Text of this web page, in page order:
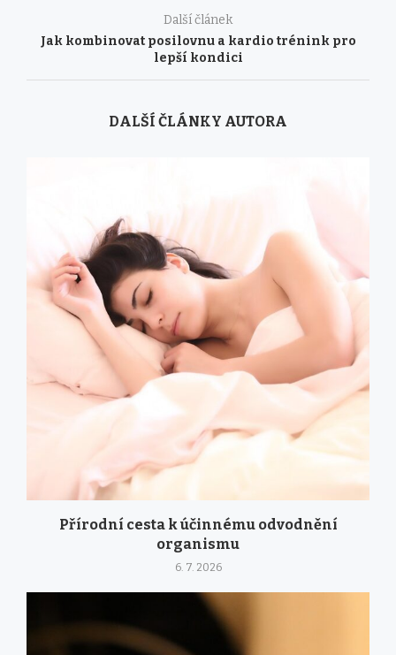
Další článek
Jak kombinovat posilovnu a kardio trénink pro
lepší kondici
DALŠÍ ČLÁNKY AUTORA
Přírodní cesta k účinnému odvodnění
organismu
6. 7. 2026